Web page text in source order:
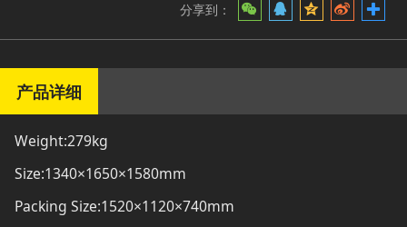
分享到：
产品详细
Weight:279kg
Size:1340×1650×1580mm
Packing Size:1520×1120×740mm